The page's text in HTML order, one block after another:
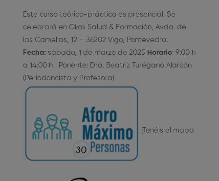
Este curso teórico-práctico es presencial. Se
celebrará en Okos Salud & Formación, Avda. de
las Camelias, 12 – 36202 Vigo, Pontevedra.
Fecha: sábado, 1 de marzo de 2025 Horario: 9:00 h
a 14:00 h Ponente: Dra. Beatriz Turégano Alarcón
(Periodoncista y Profesora).
¡Tenéis el mapa